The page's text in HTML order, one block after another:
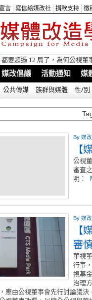
言 寫信給媒改社 捐款支持 徵
都要超過 12 局了，為何公視
媒改倡議 活動通知 媒
公共傳媒 族群與媒體 性/別
By 媒
【
公視
審查
明：
By 媒
【
審
華視
行事
視基
治理
應由公視董事會先行討論議